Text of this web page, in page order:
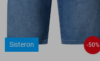
Sisteron -50%